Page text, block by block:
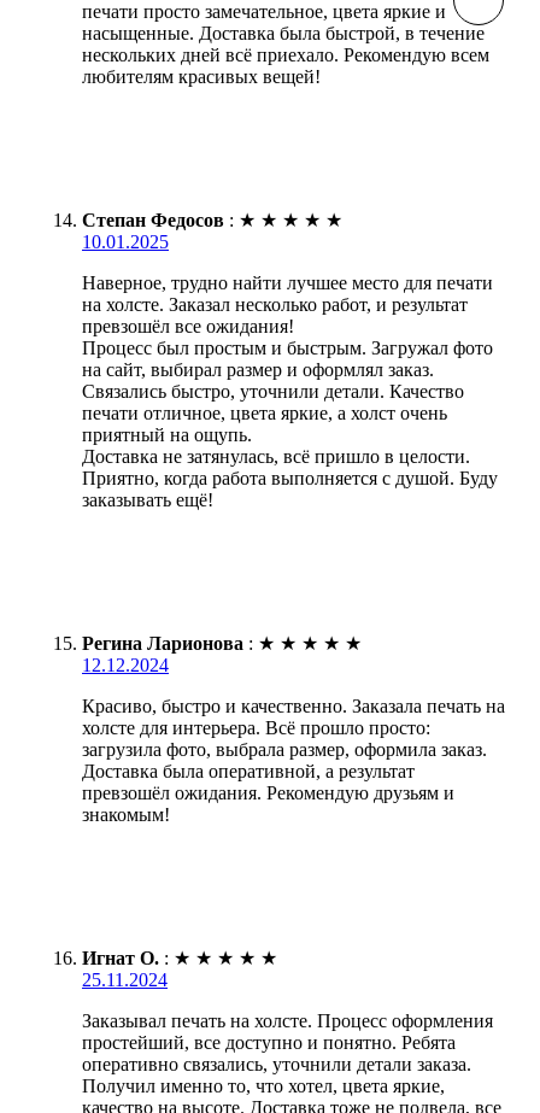
печати просто замечательное, цвета яркие и
насыщенные. Доставка была быстрой, в течение
нескольких дней всё приехало. Рекомендую всем
любителям красивых вещей!
Степан Федосов : ★ ★ ★ ★ ★
10.01.2025
Наверное, трудно найти лучшее место для печати
на холсте. Заказал несколько работ, и результат
превзошёл все ожидания!
Процесс был простым и быстрым. Загружал фото
на сайт, выбирал размер и оформлял заказ.
Связались быстро, уточнили детали. Качество
печати отличное, цвета яркие, а холст очень
приятный на ощупь.
Доставка не затянулась, всё пришло в целости.
Приятно, когда работа выполняется с душой. Буду
заказывать ещё!
Регина Ларионова : ★ ★ ★ ★ ★
12.12.2024
Красиво, быстро и качественно. Заказала печать на
холсте для интерьера. Всё прошло просто:
загрузила фото, выбрала размер, оформила заказ.
Доставка была оперативной, а результат
превзошёл ожидания. Рекомендую друзьям и
знакомым!
Игнат О. : ★ ★ ★ ★ ★
25.11.2024
Заказывал печать на холсте. Процесс оформления
простейший, все доступно и понятно. Ребята
оперативно связались, уточнили детали заказа.
Получил именно то, что хотел, цвета яркие,
качество на высоте. Доставка тоже не подвела, все